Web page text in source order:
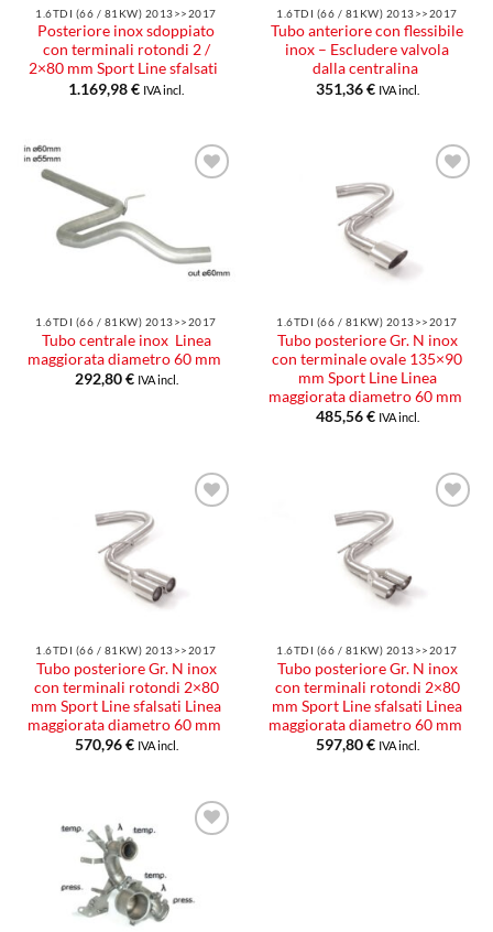
1.6TDI (66 / 81KW) 2013>>2017
Posteriore inox sdoppiato
con terminali rotondi 2 /
2×80 mm Sport Line sfalsati
1.169,98€ IVA incl.
1.6TDI (66 / 81KW) 2013>>2017
Tubo anteriore con flessibile
inox – Escludere valvola
dalla centralina
351,36€ IVA incl.
1.6TDI (66 / 81KW) 2013>>2017
Tubo centrale inox Linea
maggiorata diametro 60 mm
292,80€ IVA incl.
1.6TDI (66 / 81KW) 2013>>2017
Tubo posteriore Gr. N inox
con terminale ovale 135×90
mm Sport Line Linea
maggiorata diametro 60 mm
485,56€ IVA incl.
1.6TDI (66 / 81KW) 2013>>2017
Tubo posteriore Gr. N inox
con terminali rotondi 2×80
mm Sport Line sfalsati Linea
maggiorata diametro 60 mm
570,96€ IVA incl.
1.6TDI (66 / 81KW) 2013>>2017
Tubo posteriore Gr. N inox
con terminali rotondi 2×80
mm Sport Line sfalsati Linea
maggiorata diametro 60 mm
597,80€ IVA incl.
desideri